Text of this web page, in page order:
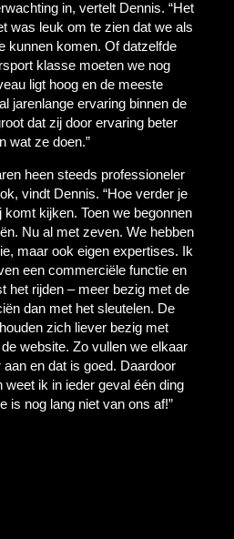
in, vertelt Dennis. “Het
was leuk om te zien dat we als
kunnen komen. Of datzelfde
klasse moeten we nog
ligt hoog en de meeste
jarenlange ervaring binnen de
dat zij door ervaring beter
wat ze doen.”
heen steeds professioneler
vindt Dennis. “Hoe verder je
kijken. Toen we begonnen
Nu al met zeven. We hebben
maar ook eigen expertises. Ik
een commerciële functie en
het rijden – meer bezig met de
dan met het sleutelen. De
zich liever bezig met
website. Zo vullen we elkaar
en dat is goed. Daardoor
weet ik in ieder geval één ding
is nog lang niet van ons af!”